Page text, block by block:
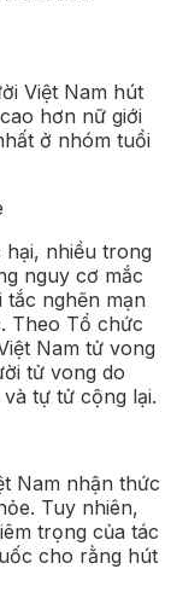
Việt Nam hút
hơn nữ giới
ở nhóm tuổi
nhiều trong
nguy cơ mắc
nghẽn mạn
Theo Tổ chức
Nam tử vong
tử vong do
tự tử cộng lại.
Nam nhận thức
Tuy nhiên,
trọng của tác
cho rằng hút